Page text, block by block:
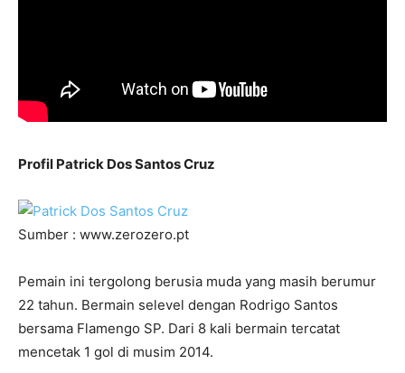
Profil Patrick Dos Santos Cruz
Sumber : www.zerozero.pt
Pemain ini tergolong berusia muda yang masih berumur
22 tahun. Bermain selevel dengan Rodrigo Santos
bersama Flamengo SP. Dari 8 kali bermain tercatat
mencetak 1 gol di musim 2014.